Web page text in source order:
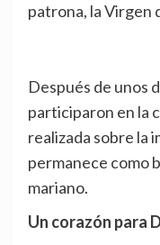
patrona, la Virgen
Después de unos
participaron en la
realizada sobre la
permanece como
mariano.
Un corazón para